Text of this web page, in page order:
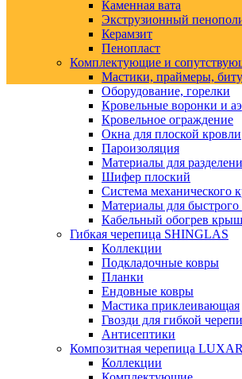
Каменная вата
Экструзионный
Керамзит
Пенопласт
Комплектующие и
Мастики, праймеры,
Оборудование, горелки
Кровельные воронки и
Кровельное ограждение
Окна для плоской кровли
Пароизоляция
Материалы для
Шифер плоский
Система механического
Материалы для быстрого
Кабельный обогрев крыш
Гибкая черепица SHINGLAS
Коллекции
Подкладочные ковры
Планки
Ендовные ковры
Мастика приклеивающая
Гвозди для гибкой
Антисептики
Композитная черепица
Коллекции